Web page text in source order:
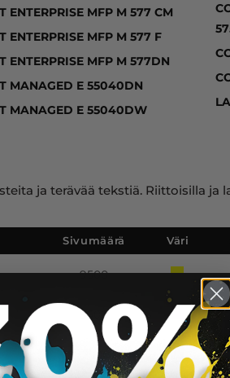
ENTERPRISE MFP M 577 CM
ENTERPRISE MFP M 577 F
ENTERPRISE MFP M 577DN
MANAGED E 55040DN
MANAGED E 55040DW
ja terävää tekstiä. Riittoisilla
Sivumäärä Väri
9500
9500
12500